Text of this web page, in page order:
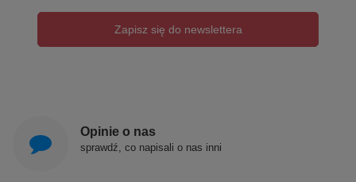
Zapisz się do newslettera
Opinie o nas
sprawdź, co napisali o nas inni